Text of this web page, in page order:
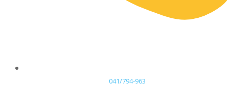
041/794-963